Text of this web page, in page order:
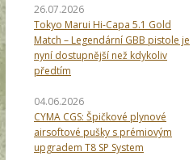
26.07.2026
Tokyo Marui Hi-Capa 5.1 Gold
Match – Legendární GBB pistole je
nyní dostupnější než kdykoliv
předtím
04.06.2026
CYMA CGS: Špičkové plynové
airsoftové pušky s prémiovým
upgradem T8 SP System